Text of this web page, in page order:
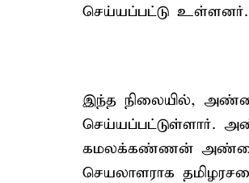
செய்யப்பட்டு உள்ளனர்.
இந்த நிலையில்,
செய்யப்பட்டுள்ளார்.
கமலக்கண்ணன்
செயலாளராக